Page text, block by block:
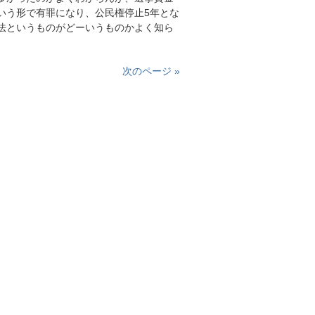
う形で有罪になり、公民権停止5年とな
いうものがどーいうものかよく知ら
次のページ »